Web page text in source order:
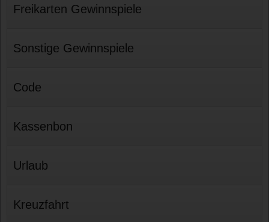
Freikarten Gewinnspiele
Sonstige Gewinnspiele
Code
Kassenbon
Urlaub
Kreuzfahrt